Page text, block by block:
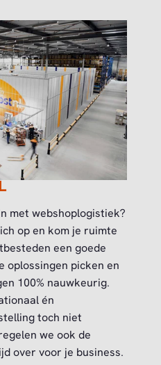
met webshoplogistiek?
op en kom je ruimte
een goede
oplossingen picken en
100% nauwkeurig.
én
toch niet
we ook de
over voor je business.